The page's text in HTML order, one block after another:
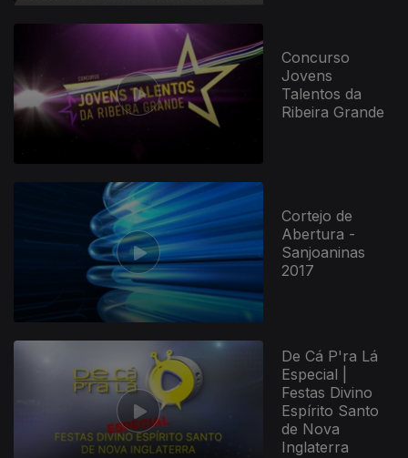
Concurso
Jovens
Talentos da
Ribeira Grande
Cortejo de
Abertura -
Sanjoaninas
2017
De Cá P'ra Lá
Especial |
Festas Divino
Espírito Santo
de Nova
Inglaterra